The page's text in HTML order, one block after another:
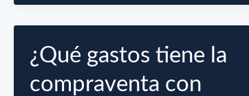
pareja:
diferencia
entre
comprar
en
¿Qué gastos tiene la
compraventa con